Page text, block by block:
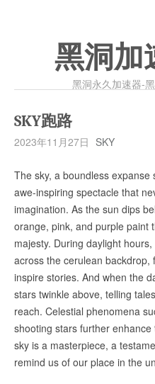
黑洞加
黑洞永久加速器-
SKY跑路
2023年11月27日 SKY
The sky, a boundless
awe-inspiring spectacle that
imagination. As the sun dips
orange, pink, and purple paint
majesty. During daylight
across the cerulean
inspire stories. And when the
stars twinkle above, telling
reach. Celestial phenomena
shooting stars further enhance
sky is a masterpiece, a
remind us of our place in the